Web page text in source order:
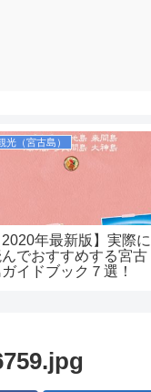
光（宮古島）
2020年最新版】実際に
でおすすめする宮古
イドブック７選！